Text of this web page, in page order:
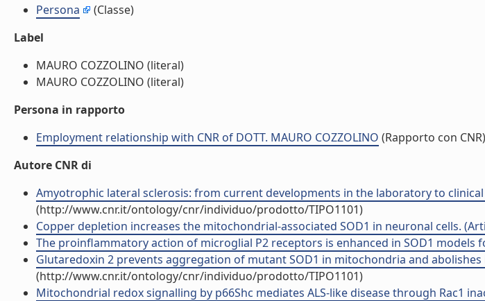
Persona
(Classe)
Label
MAURO COZZOLINO (literal)
MAURO COZZOLINO (literal)
Persona in rapporto
Employment relationship with CNR of DOTT. MAURO COZZOLINO (Rapporto con CNR)
Autore CNR di
Amyotrophic lateral sclerosis: from current developments in the laboratory to
(http://www.cnr.it/ontology/cnr/individuo/prodotto/TIPO1101)
Copper depletion increases the mitochondrial-associated SOD1 in neuronal cells.
The proinflammatory action of microglial P2 receptors is enhanced in SOD1
Glutaredoxin 2 prevents aggregation of mutant SOD1 in mitochondria and
(http://www.cnr.it/ontology/cnr/individuo/prodotto/TIPO1101)
Mitochondrial redox signalling by p66Shc mediates ALS-like disease through Rac1